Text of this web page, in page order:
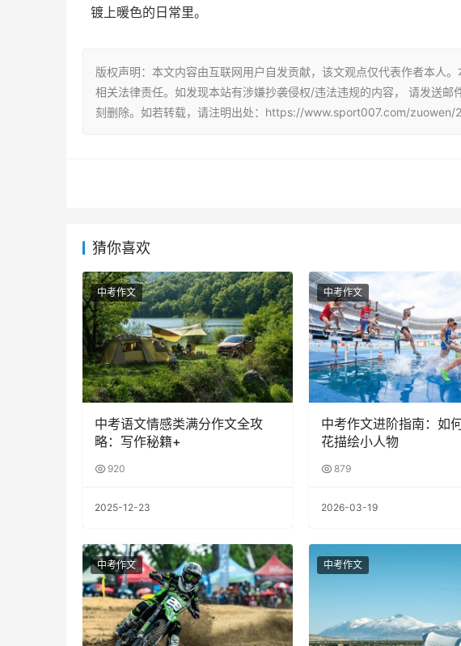
镀上暖色的日常里。
版权声明：本文内容由互联网用户自发贡献，该文观点仅代表作者本人
相关法律责任。如发现本站有涉嫌抄袭侵权/违法违规的内容， 请发送
刻删除。如若转载，请注明出处：https://www.sport007.com/zuowen/
猜你喜欢
中考作文
中考语文情感类满分作文全攻
略：写作秘籍+
920
2025-12-23
中考作文
中考作文进阶指南：如
花描绘小人物
879
2026-03-19
中考作文 中考作文